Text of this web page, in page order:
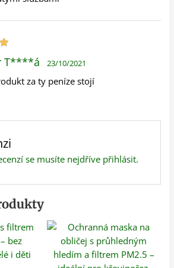
T****á 23/10/2021
za ty peníze stojí
se musíte nejdříve přihlásit.